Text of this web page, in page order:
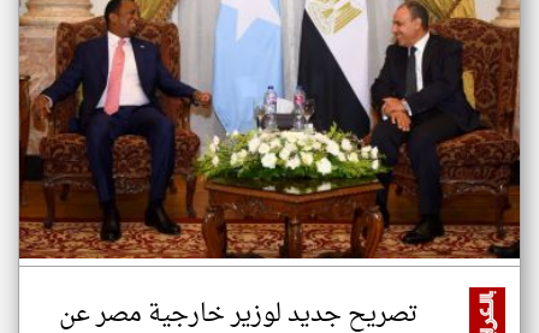
تصريح جديد لوزير خارجية مصر عن